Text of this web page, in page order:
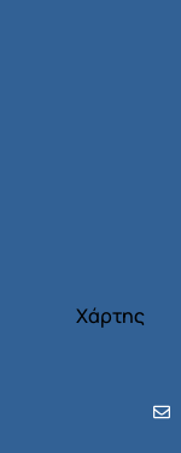
Χάρτης